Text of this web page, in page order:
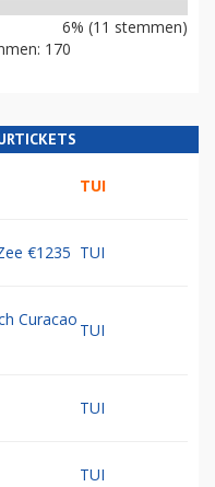
6% (11 stemmen)
170
TUI
€1235 TUI
Curacao
TUI
TUI
TUI